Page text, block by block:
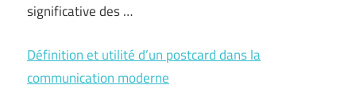
significative des …
Définition et utilité d’un postcard dans la
communication moderne